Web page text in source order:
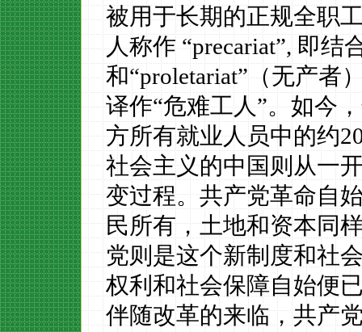
被用于长期的正规全职
人称作“precariat”,即结
和“proletariat”（无产者
译作“危难工人”。如今
方所有就业人员中的约
社会主义的中国则从一
变过程。共产党革命自
民所有，土地和资本同
党则是这个新制度和社
权利和社会保障自始便
伴随改革的来临，共产